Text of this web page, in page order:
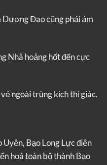
Đao cũng phải ảm
Nhã hoảng hốt đến cực
ngoài trùng kích thị giác.
Bạo Long Lực điên
hoá toàn bộ thành Bạo